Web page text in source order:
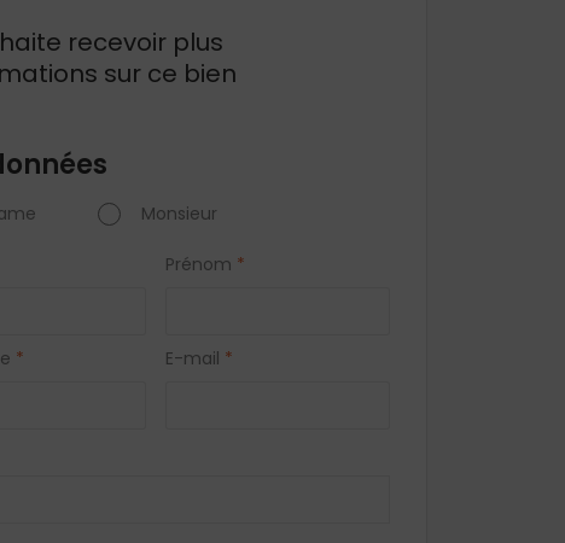
recevoir plus
sur ce bien
Monsieur
Prénom *
* E-mail *